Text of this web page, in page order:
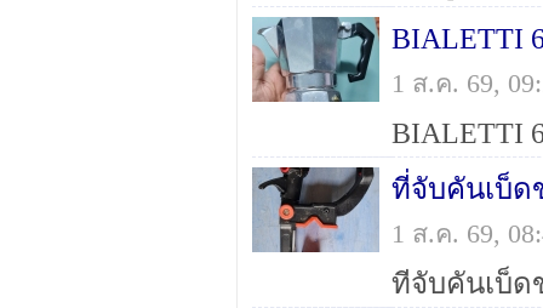
BIALETTI
1 ส.ค. 69,
ที่จับคันเบ็ด
1 ส.ค. 69,